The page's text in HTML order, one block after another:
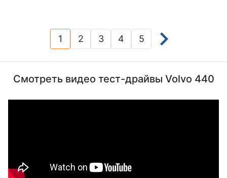
1(current)
2 3 4 5
Смотреть видео тест-драйвы Volvo 440